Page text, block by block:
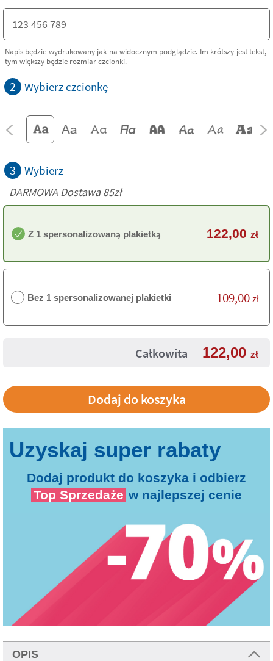
Napis będzie wydrukowany jak na widocznym podglądzie. Im krótszy jest tekst,
tym większy będzie rozmiar czcionki.
2 Wybierz czcionkę
3 Wybierz
DARMOWA Dostawa 85zł
Z 1 spersonalizowaną plakietką 122,00 zł
Bez 1 spersonalizowanej plakietki 109,00 zł
Całkowita 122,00 zł
Dodaj produkt do koszyka i odbierz
Top Sprzedaże w najlepszej cenie
OPIS